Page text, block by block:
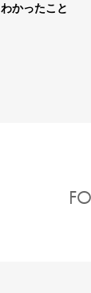
わかったこと